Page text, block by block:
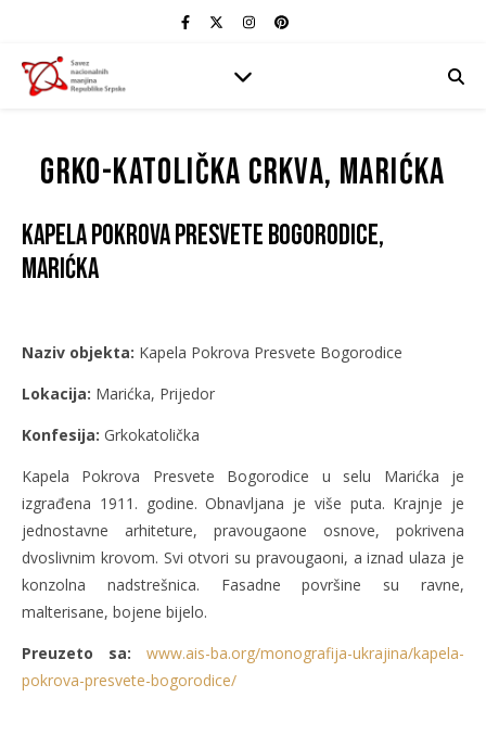
Grko-katolička crkva, Marićka
Kapela Pokrova Presvete Bogorodice,
Marićka
Naziv objekta: Kapela Pokrova Presvete Bogorodice
Lokacija: Marićka, Prijedor
Konfesija: Grkokatolička
Kapela Pokrova Presvete Bogorodice u selu Marićka je
izgrađena 1911. godine. Obnavljana je više puta. Krajnje je
jednostavne arhiteture, pravougaone osnove, pokrivena
dvoslivnim krovom. Svi otvori su pravougaoni, a iznad ulaza je
konzolna nadstrešnica. Fasadne površine su ravne,
malterisane, bojene bijelo.
Preuzeto sa:
www.ais-ba.org/monografija-ukrajina/kapela-
pokrova-presvete-bogorodice/